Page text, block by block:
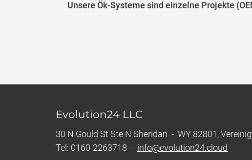
Unsere Ök-Systeme sind einzelne Projekte
Evolution24 LLC
30 N Gould St Ste N Sheridan - WY 82801,
Tel: 0160-2263718 - info@evolution24.cloud